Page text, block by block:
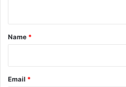
*
Name *
Email *